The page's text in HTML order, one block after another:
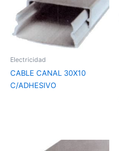
Electricidad
CABLE CANAL 30X10
C/ADHESIVO